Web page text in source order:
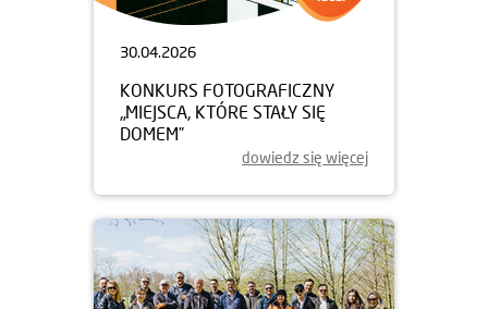
30.04.2026
KONKURS FOTOGRAFICZNY
„MIEJSCA, KTÓRE STAŁY SIĘ
DOMEM”
dowiedz się więcej